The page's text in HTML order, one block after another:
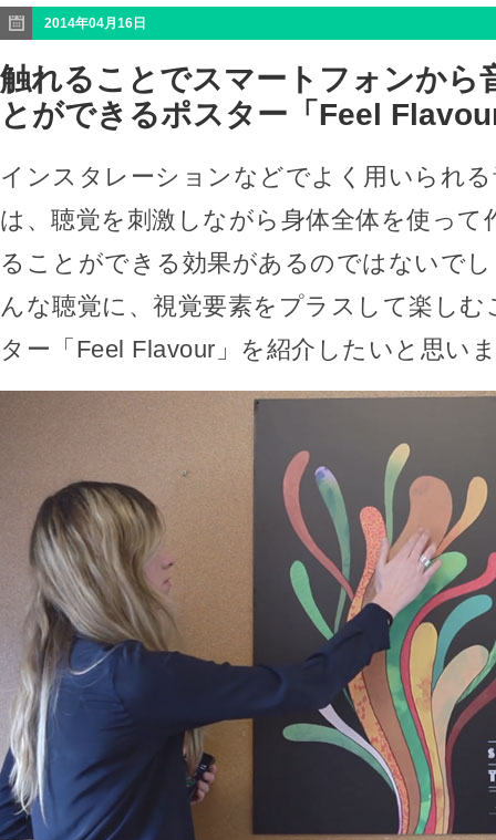
2014年04月16日
触れることでスマートフォンから
とができるポスター「Feel
インスタレーションなどでよく用いられ
は、聴覚を刺激しながら身体全体を使って
ることができる効果があるのではないで
んな聴覚に、視覚要素をプラスして楽し
ター「Feel Flavour」を紹介したいと思い